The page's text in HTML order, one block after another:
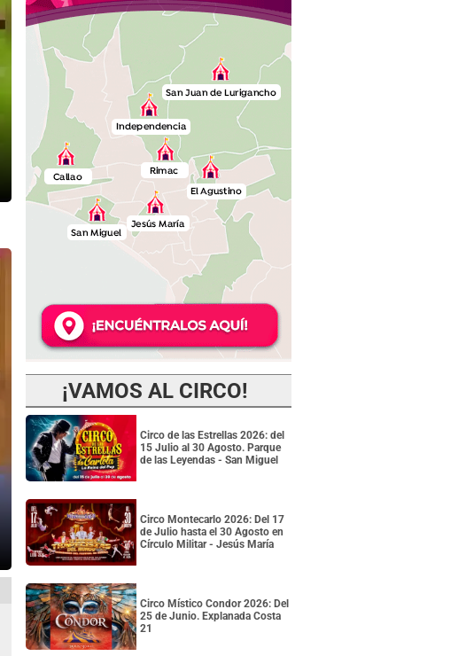
¡VAMOS AL CIRCO!
Circo de las Estrellas 2026: del
15 Julio al 30 Agosto. Parque
de las Leyendas - San Miguel
Circo Montecarlo 2026: Del 17
de Julio hasta el 30 Agosto en
Círculo Militar - Jesús María
Circo Místico Condor 2026: Del
25 de Junio. Explanada Costa
21